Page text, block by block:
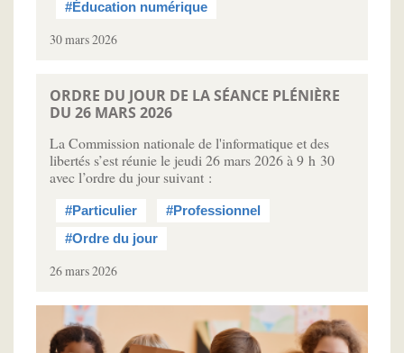
#Éducation numérique
30 mars 2026
ORDRE DU JOUR DE LA SÉANCE PLÉNIÈRE
DU 26 MARS 2026
La Commission nationale de l'informatique et des
libertés s’est réunie le jeudi 26 mars 2026 à 9 h 30
avec l’ordre du jour suivant :
#Particulier
#Professionnel
#Ordre du jour
26 mars 2026